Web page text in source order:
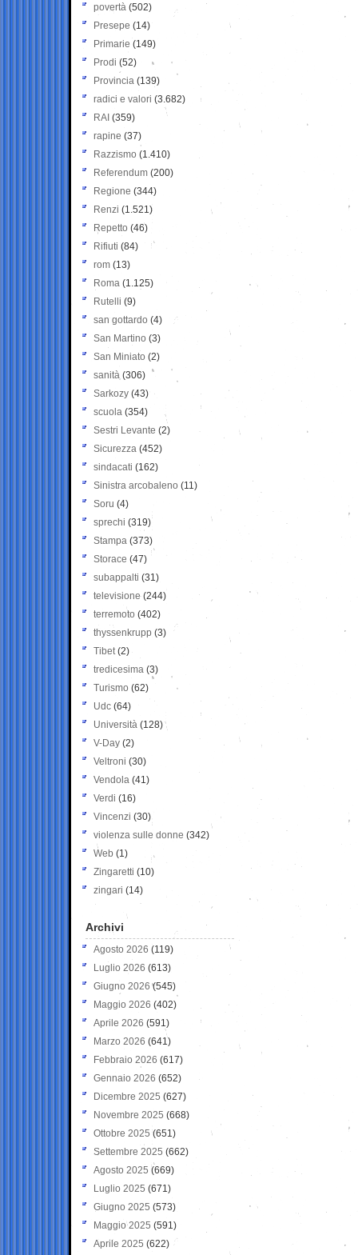
povertà (502)
Presepe (14)
Primarie (149)
Prodi (52)
Provincia (139)
radici e valori (3.682)
RAI (359)
rapine (37)
Razzismo (1.410)
Referendum (200)
Regione (344)
Renzi (1.521)
Repetto (46)
Rifiuti (84)
rom (13)
Roma (1.125)
Rutelli (9)
san gottardo (4)
San Martino (3)
San Miniato (2)
sanità (306)
Sarkozy (43)
scuola (354)
Sestri Levante (2)
Sicurezza (452)
sindacati (162)
Sinistra arcobaleno (11)
Soru (4)
sprechi (319)
Stampa (373)
Storace (47)
subappalti (31)
televisione(244)
terremoto (402)
thyssenkrupp (3)
Tibet(2)
tredicesima (3)
Turismo (62)
Udc (64)
Università (128)
V-Day (2)
Veltroni (30)
Vendola (41)
Verdi (16)
Vincenzi (30)
violenza sulle donne (342)
Web (1)
Zingaretti (10)
zingari (14)
Archivi
Agosto 2026 (119)
Luglio 2026 (613)
Giugno 2026 (545)
Maggio 2026 (402)
Aprile 2026 (591)
Marzo 2026 (641)
Febbraio 2026 (617)
Gennaio 2026 (652)
Dicembre 2025 (627)
Novembre 2025 (668)
Ottobre 2025 (651)
Settembre 2025 (662)
Agosto 2025 (669)
Luglio 2025 (671)
Giugno 2025 (573)
Maggio 2025 (591)
Aprile 2025 (622)